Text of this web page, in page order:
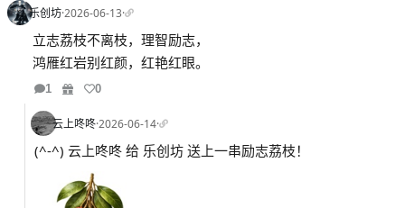
乐创坊·2026-06-13·
立志荔枝不离枝，理智励志，
鸿雁红岩别红颜，红艳红眼。
1 0
云上咚咚·2026-06-14·
(^-^) 云上咚咚 给 乐创坊 送上一串励志荔枝！